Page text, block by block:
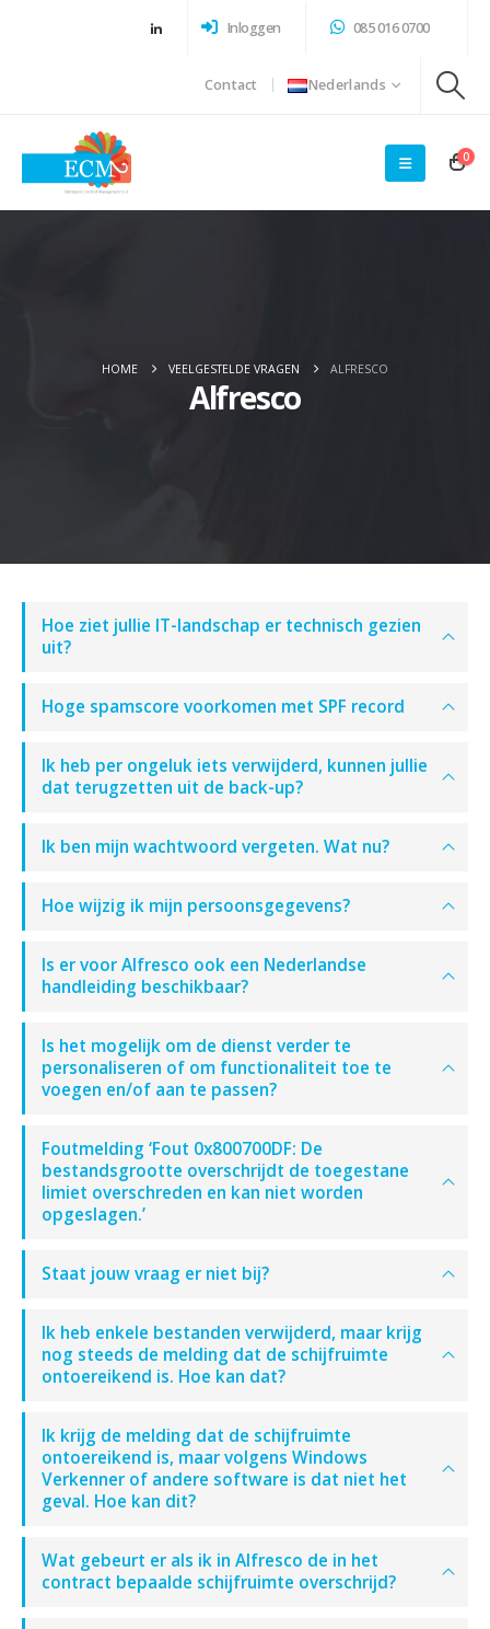
Inloggen 085 016 0700
Contact Nederlands
0
HOME VEELGESTELDE VRAGEN ALFRESCO
Alfresco
Hoe ziet jullie IT-landschap er technisch gezien
uit?
Hoge spamscore voorkomen met SPF record
Ik heb per ongeluk iets verwijderd, kunnen jullie
dat terugzetten uit de back-up?
Ik ben mijn wachtwoord vergeten. Wat nu?
Hoe wijzig ik mijn persoonsgegevens?
Is er voor Alfresco ook een Nederlandse
handleiding beschikbaar?
Is het mogelijk om de dienst verder te
personaliseren of om functionaliteit toe te
voegen en/of aan te passen?
Foutmelding ‘Fout 0x800700DF: De
bestandsgrootte overschrijdt de toegestane
limiet overschreden en kan niet worden
opgeslagen.’
Staat jouw vraag er niet bij?
Ik heb enkele bestanden verwijderd, maar krijg
nog steeds de melding dat de schijfruimte
ontoereikend is. Hoe kan dat?
Ik krijg de melding dat de schijfruimte
ontoereikend is, maar volgens Windows
Verkenner of andere software is dat niet het
geval. Hoe kan dit?
Wat gebeurt er als ik in Alfresco de in het
contract bepaalde schijfruimte overschrijd?